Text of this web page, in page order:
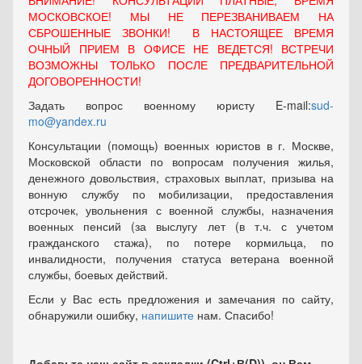
МОСКОВСКОЕ! МЫ НЕ ПЕРЕЗВАНИВАЕМ НА
СБРОШЕННЫЕ ЗВОНКИ! В НАСТОЯЩЕЕ ВРЕМЯ
ОЧНЫЙ ПРИЕМ В ОФИСЕ НЕ ВЕДЕТСЯ! ВСТРЕЧИ
ВОЗМОЖНЫ ТОЛЬКО ПОСЛЕ ПРЕДВАРИТЕЛЬНОЙ
ДОГОВОРЕННОСТИ!
Задать вопрос военному юристу E-mail:sud-
mo@yandex.ru
Консультации (помощь) военных юристов в г. Москве,
Московской области по вопросам получения жилья,
денежного довольствия, страховых выплат, призыва на
вонную службу по мобилизации, предоставления
отсрочек, увольнения с военной службы, назначения
военных пенсий (за выслугу лет (в т.ч. с учетом
гражданского стажа), по потере кормильца, по
инвалидности, получения статуса ветерана военной
службы, боевых действий.
Если у Вас есть предложения и замечания по сайту,
обнаружили ошибку, напишите нам. Спасибо!